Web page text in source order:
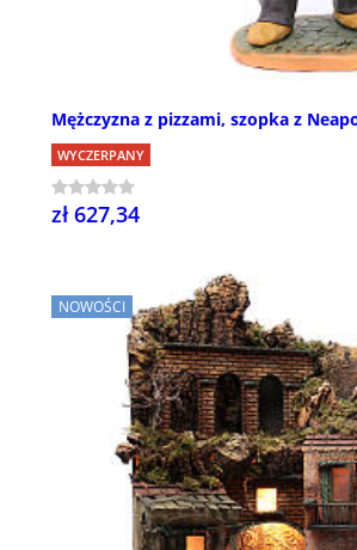
Mężczyzna z pizzami, szopka z
WYCZERPANY
zł 627,34
NOWOŚCI